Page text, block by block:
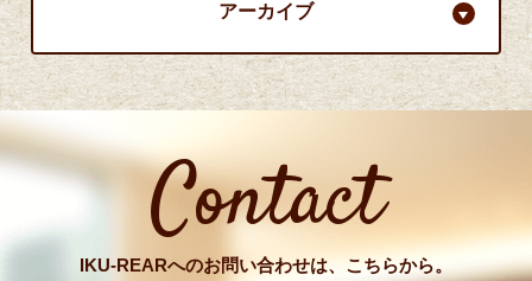
アーカイブ
Contact
IKU-REARへのお問い合わせは、こちらから。